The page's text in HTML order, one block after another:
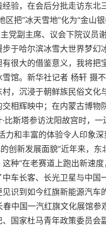
验，在会后分批走访东
区把“冰天雪地”化为“金山
党副主席、议会下院议员
于哈尔滨冰雪大世界梦
很大的借鉴意义，我将把
馆。新华社记者 杨轩 摄
，沉浸于朝鲜族民俗文
相辉映中；在内蒙古博
比斯塔参访沈阳故宫时，
力和丰富的体验令人印象
创新发展面貌”近年来，
种“在老赛道上跑出新速
车长客、长光卫星与中
见识到如今红旗新能源汽
春中国一汽红旗文化展馆
国家杜马青年政策委员会